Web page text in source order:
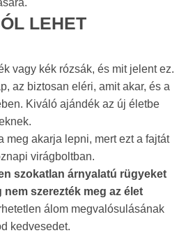
LEHET
vagy kék rózsák, és mit jelent ez.
az biztosan eléri, amit akar, és a
Kiváló ajándék az új életbe
meg akarja lepni, mert ezt a fajtát
virágboltban.
szokatlan árnyalatú rügyeket
szerezték meg az élet
álom megvalósulásának
kedvesedet.